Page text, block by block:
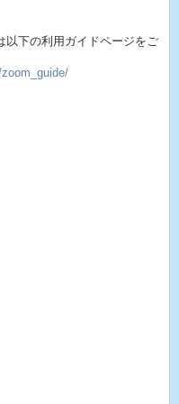
下の利用ガイドページをご